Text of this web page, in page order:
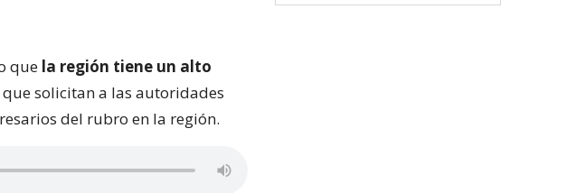
que la región tiene un alto
que solicitan a las autoridades
del rubro en la región.